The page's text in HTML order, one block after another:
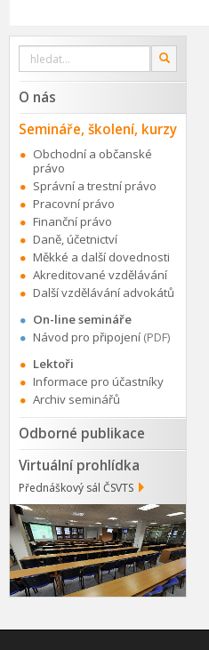
Vyhledat
webu
OK
O nás
Semináře, školení, kurzy
Obchodní a občanské
právo
Správní a trestní právo
Pracovní právo
Finanční právo
Daně, účetnictví
Měkké a další dovednosti
Akreditované vzdělávání
Další vzdělávání advokátů
On-line semináře
Návod pro připojení (PDF)
Lektoři
Informace pro účastníky
Archiv seminářů
Odborné publikace
Virtuální prohlídka
Přednáškový sál ČSVTS